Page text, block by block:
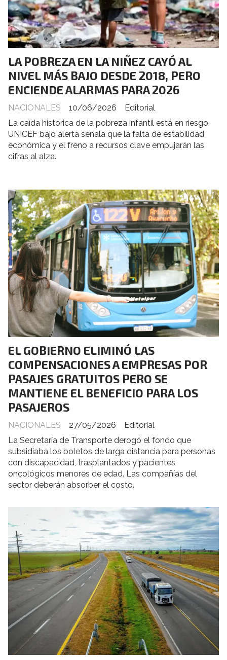
LA POBREZA EN LA NIÑEZ CAYÓ AL
NIVEL MÁS BAJO DESDE 2018, PERO
ENCIENDE ALARMAS PARA 2026
Editorial
NACIONALES
10/06/2026
La caída histórica de la pobreza infantil está en riesgo.
UNICEF bajo alerta señala que la falta de estabilidad
económica y el freno a recursos clave empujarán las
cifras al alza.
EL GOBIERNO ELIMINÓ LAS
COMPENSACIONES A EMPRESAS POR
PASAJES GRATUITOS PERO SE
MANTIENE EL BENEFICIO PARA LOS
PASAJEROS
Editorial
NACIONALES
27/05/2026
La Secretaría de Transporte derogó el fondo que
subsidiaba los boletos de larga distancia para personas
con discapacidad, trasplantados y pacientes
oncológicos menores de edad. Las compañías del
sector deberán absorber el costo.